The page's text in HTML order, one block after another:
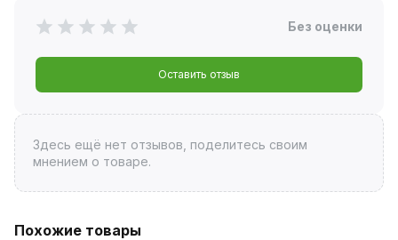
Без оценки
Оставить отзыв
Здесь ещё нет отзывов, поделитесь своим
мнением о товаре.
Похожие товары